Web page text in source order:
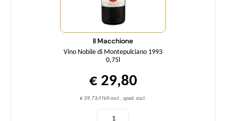
Il Macchione
Vino Nobile di Montepulciano 1993
0,75l
€ 29,80
€ 39,73/l IVA incl., sped. escl.